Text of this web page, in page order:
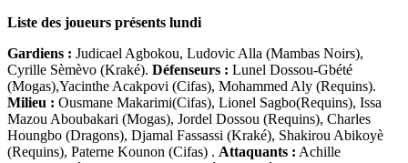
Liste des joueurs présents lundi
Gardiens : Judicael Agbokou, Ludovic Alla (Mambas Noirs),
Cyrille Sèmèvo (Kraké). Défenseurs : Lunel Dossou-Gbété
(Mogas),Yacinthe Acakpovi (Cifas), Mohammed Aly (Requins).
Milieu : Ousmane Makarimi(Cifas), Lionel Sagbo(Requins), Issa
Mazou Aboubakari (Mogas), Jordel Dossou (Requins), Charles
Houngbo (Dragons), Djamal Fassassi (Kraké), Shakirou Abikoyè
(Requins), Paterne Kounon (Cifas) . Attaquants : Achille